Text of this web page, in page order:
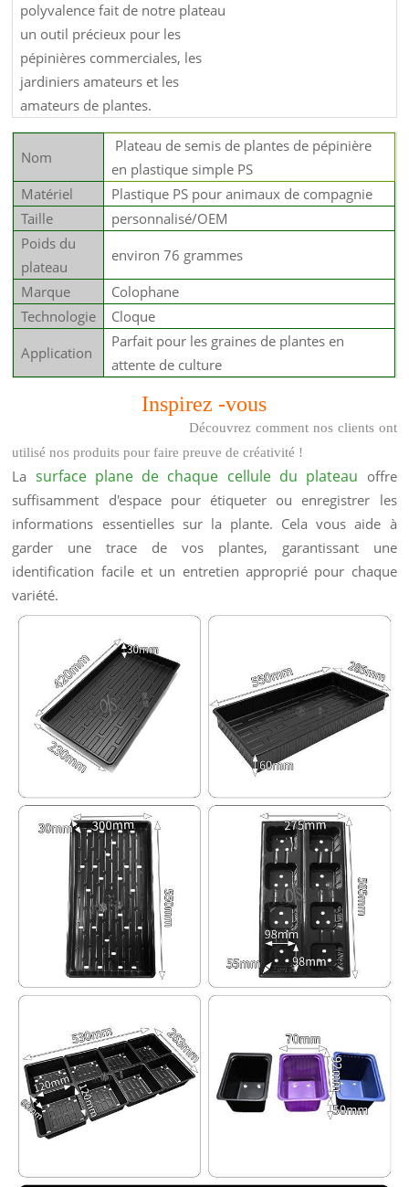
polyvalence fait de notre plateau
un outil précieux pour les
pépinières commerciales, les
jardiniers amateurs et les
amateurs de plantes.
Nom
Plateau de semis de plantes de pépinière
en plastique simple PS
Matériel
Plastique PS pour animaux de compagnie
Taille
personnalisé/OEM
Poids du
plateau
environ 76 grammes
Marque
Colophane
Technologie
Cloque
Application
Parfait pour les graines de plantes en
attente de culture
Inspirez-vous
Découvrez comment nos clients ont
utilisé nos produits pour faire preuve de créativité !
La surface plane de chaque cellule du plateau offre
suffisamment d'espace pour étiqueter ou enregistrer les
informations essentielles sur la plante. Cela vous aide à
garder une trace de vos plantes, garantissant une
identification facile et un entretien approprié pour chaque
variété.